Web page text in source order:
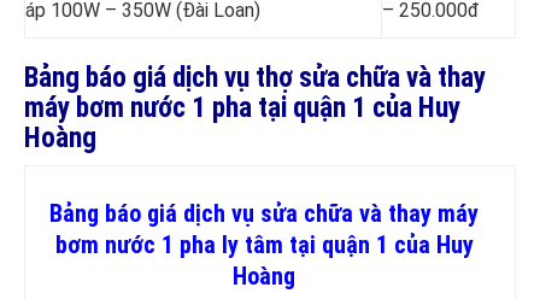
áp 100W – 350W (Đài Loan) – 250.000đ
Bảng báo giá dịch vụ thợ sửa chữa và thay
máy bơm nước 1 pha tại quận 1 của Huy
Hoàng
Bảng báo giá dịch vụ sửa chữa và thay máy
bơm nước 1 pha ly tâm tại quận 1 của Huy
Hoàng